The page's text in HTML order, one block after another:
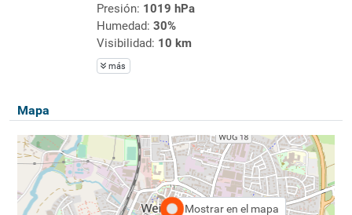
Presión: 1019 hPa
Humedad: 30%
Visibilidad: 10 km
más
Mapa
Mostrar en el mapa